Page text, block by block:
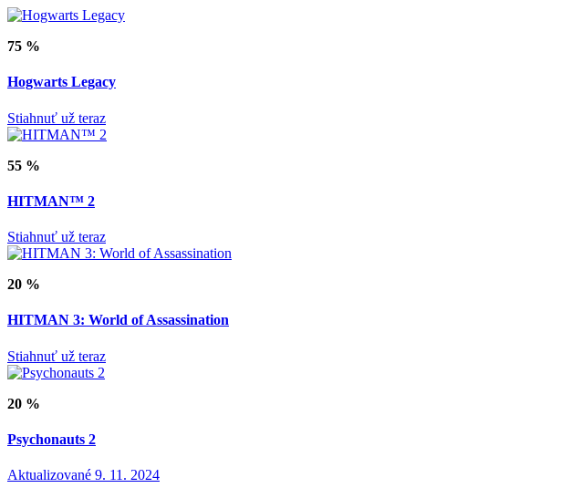
75 %
Hogwarts Legacy
Stiahnuť už teraz
55 %
HITMAN™ 2
Stiahnuť už teraz
20 %
HITMAN 3: World of Assassination
Stiahnuť už teraz
20 %
Psychonauts 2
Aktualizované 9. 11. 2024